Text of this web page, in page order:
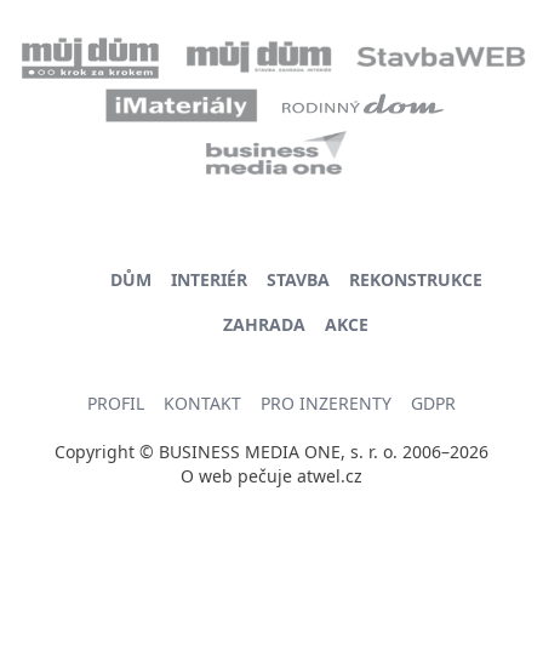
DŮM INTERIÉR STAVBA
REKONSTRUKCE
ZAHRADA
AKCE
PROFIL KONTAKT PRO INZERENTY GDPR
Copyright © BUSINESS MEDIA ONE, s. r. o. 2006–2026